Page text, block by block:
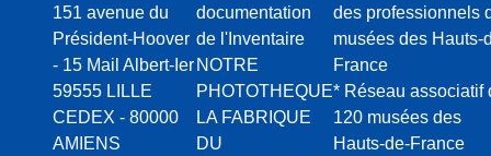
151 avenue du
Président-Hoover
- 15 Mail Albert-Ier
59555 LILLE
CEDEX - 80000
AMIENS
documentation
de l'Inventaire
NOTRE
PHOTOTHEQUE
LA FABRIQUE
DU
des professionnels
musées des Hauts-
France
* Réseau associatif
120 musées des
Hauts-de-France